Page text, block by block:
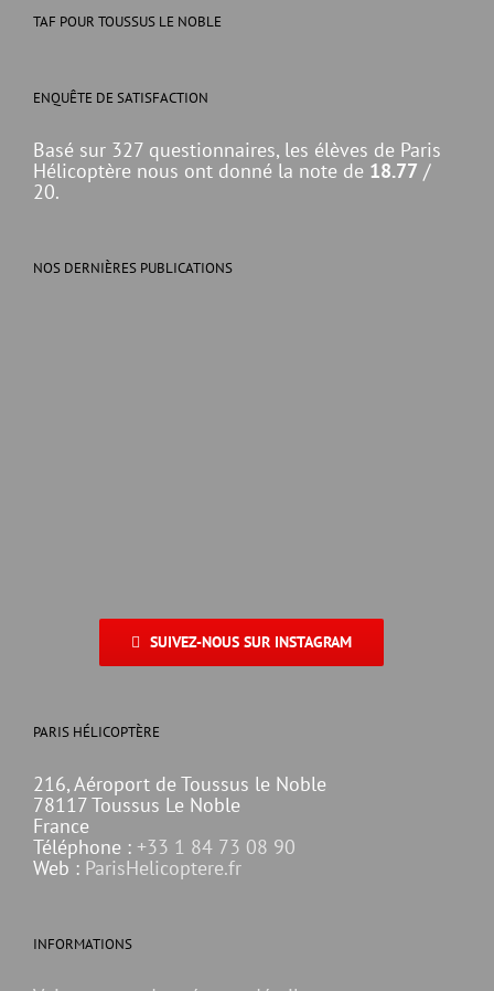
TAF POUR TOUSSUS LE NOBLE
ENQUÊTE DE SATISFACTION
Basé sur 327 questionnaires, les élèves de Paris
Hélicoptère nous ont donné la note de 18.77 /
20.
NOS DERNIÈRES PUBLICATIONS
SUIVEZ-NOUS SUR INSTAGRAM
PARIS HÉLICOPTÈRE
216, Aéroport de Toussus le Noble
78117 Toussus Le Noble
France
Téléphone : +33 1 84 73 08 90
Web : ParisHelicoptere.fr
INFORMATIONS